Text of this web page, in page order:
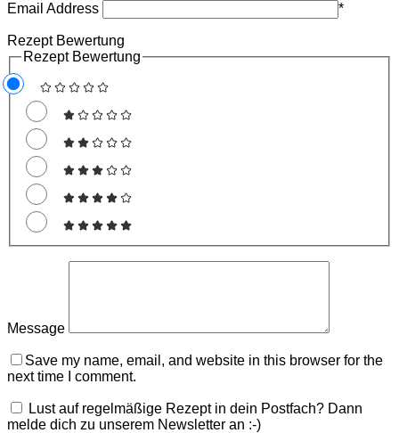
Email Address *
Rezept Bewertung
Rezept Bewertung
Message
Save my name, email, and website in this browser for the
next time I comment.
Lust auf regelmäßige Rezept in dein Postfach? Dann
melde dich zu unserem Newsletter an :-)